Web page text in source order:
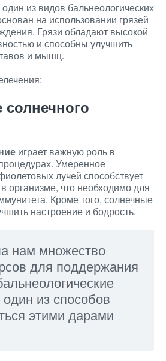
один из видов бальнеологических
на использовании грязей
Грязи обладают высокой
и способны улучшить
и мышц.
солнечного
играет важную роль в
Умеренное
лучей способствует
организме, что необходимо для
Кроме того, солнечные
настроение и бодрость.
нам множество
для поддержания
из способов
этими дарами